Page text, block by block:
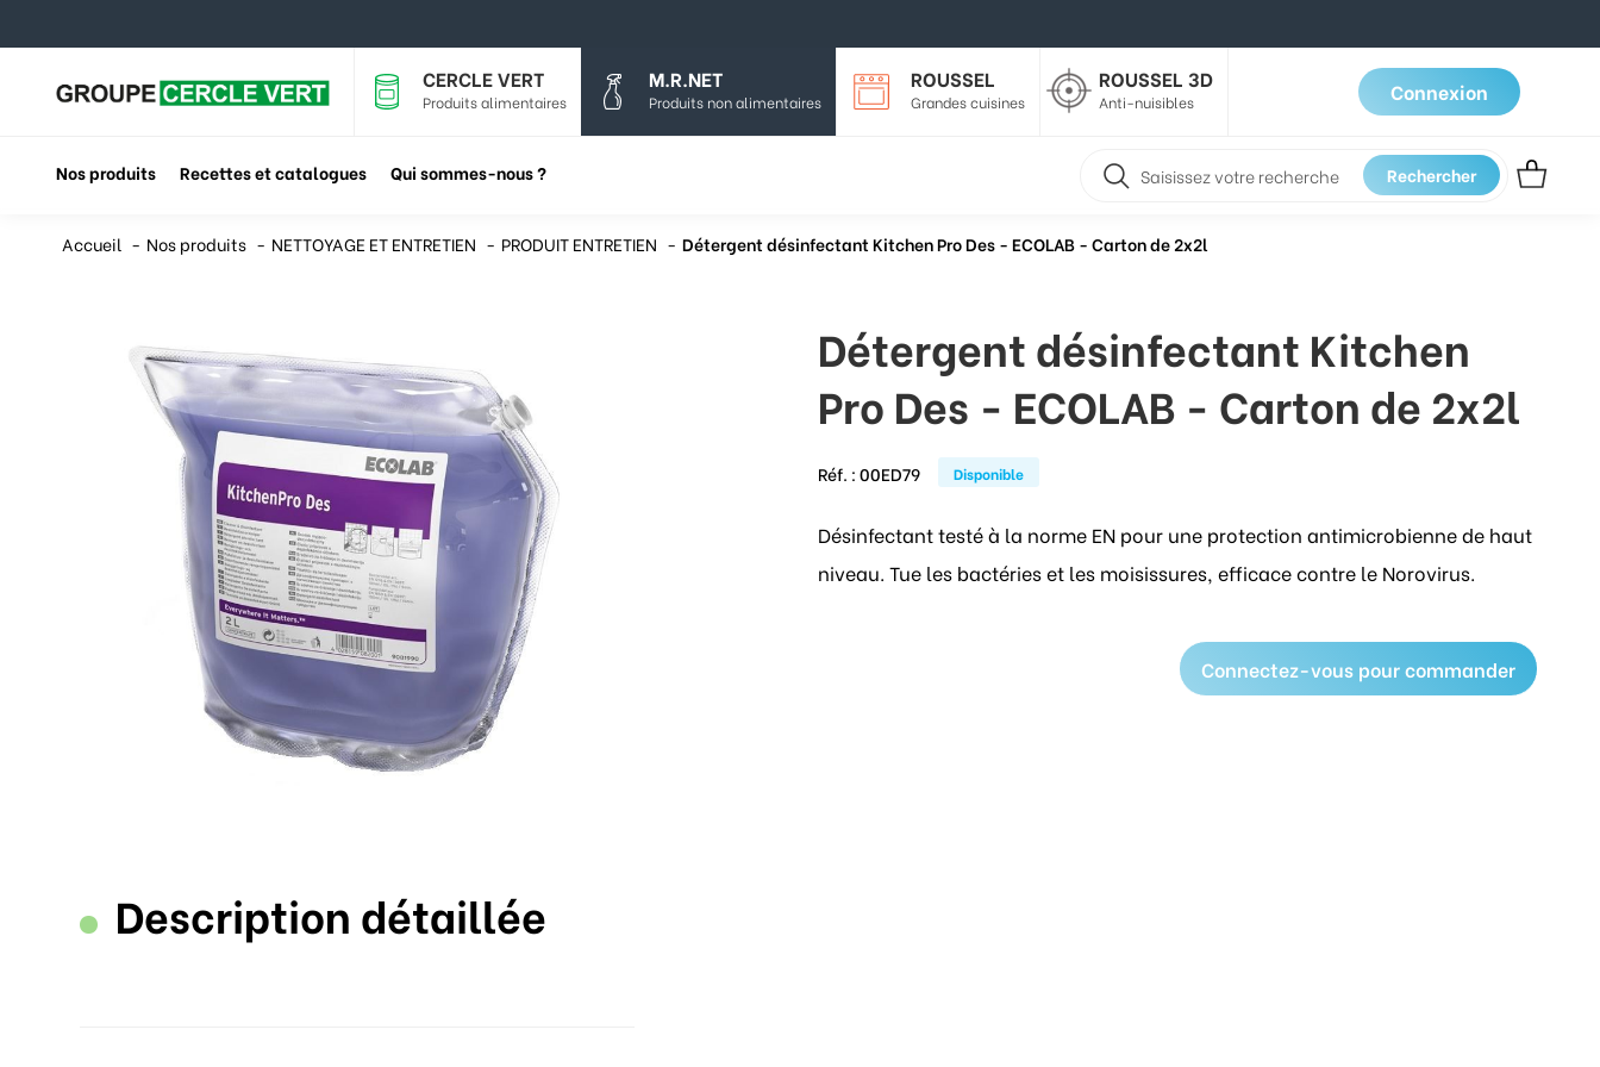
CERCLE VERT
Produits alimentaires
M.R.NET
Produits non alimentaires
ROUSSEL
Grandes cuisines
ROUSSEL 3D
Anti-nuisibles Connexion
Nos produits Recettes et catalogues Qui sommes-nous ? Rechercher
Accueil Nos produits NETTOYAGE ET ENTRETIEN PRODUIT ENTRETIEN Détergent désinfectant Kitchen Pro Des - ECOLAB - Carton de 2x2l
Description détaillée
Détergent désinfectant Kitchen
Pro Des - ECOLAB - Carton de 2x2l
Réf. :00ED79 Disponible
Désinfectant testé à la norme EN pour une protection antimicrobienne de haut
niveau. Tue les bactéries et les moisissures, efficace contre le Norovirus.
Connectez-vous pour commander